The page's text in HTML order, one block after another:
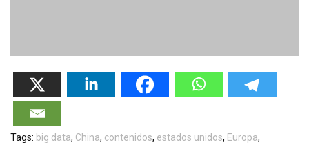
Tags: big data, China, contenidos, estados unidos, Europa,